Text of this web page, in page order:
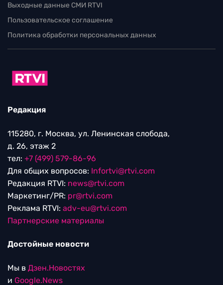
Выходные данные СМИ RTVI
Пользовательское соглашение
Политика обработки персональных данных
Редакция
115280, г. Москва, ул. Ленинская слобода,
д. 26, этаж 2
тел: +7 (499) 579-86-96
Для общих вопросов: Infortvi@rtvi.com
Редакция RTVI: news@rtvi.com
Маркетинг/PR: pr@rtvi.com
Реклама RTVI: adv-eu@rtvi.com
Партнерские материалы
Достойные новости
Мы в Дзен.Новостях
и Google.News